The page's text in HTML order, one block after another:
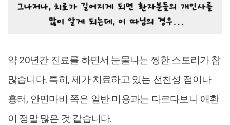
약 20년간 진료를 하면서 눈물나는 찡한 스토리가 참
많습니다. 특히, 제가 치료하고 있는 선천성 점이나
흉터, 안면마비 쪽은 일반 미용과는 다르다보니 애환
이 정말 많은 것 같습니다.